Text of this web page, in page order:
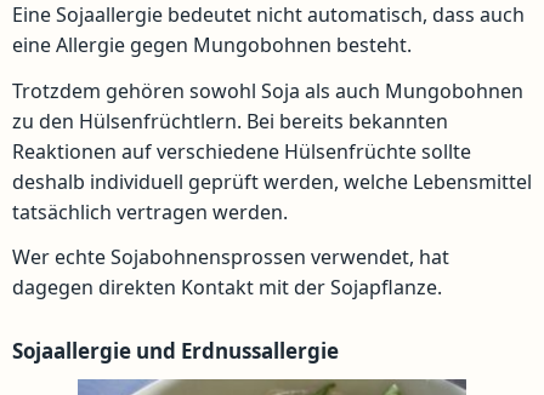
Eine Sojaallergie bedeutet nicht automatisch, dass auch
eine Allergie gegen Mungobohnen besteht.
Trotzdem gehören sowohl Soja als auch Mungobohnen
zu den Hülsenfrüchtlern. Bei bereits bekannten
Reaktionen auf verschiedene Hülsenfrüchte sollte
deshalb individuell geprüft werden, welche Lebensmittel
tatsächlich vertragen werden.
Wer echte Sojabohnensprossen verwendet, hat
dagegen direkten Kontakt mit der Sojapflanze.
Sojaallergie und Erdnussallergie